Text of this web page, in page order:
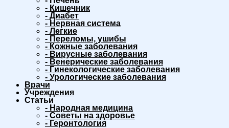
- Кишечник
- Диабет
- Нервная система
- Легкие
- Переломы, ушибы
- Кожные заболевания
- Вирусные заболевания
- Венерические заболевания
- Гинекологические заболевания
- Урологические заболевания
Врачи
Учреждения
Статьи
- Народная медицина
- Советы на здоровье
- Геронтология